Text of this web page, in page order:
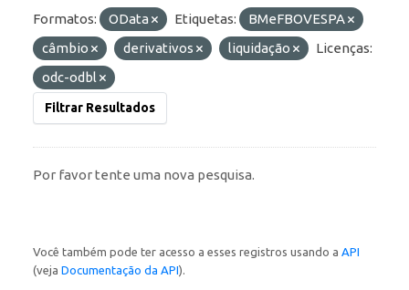
Formatos: OData Etiquetas:
BMeFBOVESPA
câmbio
derivativos liquidação
Licenças:
odc-odbl
Filtrar Resultados
Por favor tente uma nova pesquisa.
Você também pode ter acesso a esses registros usando a API
(veja Documentação da API).